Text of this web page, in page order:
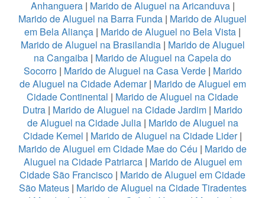
Anhanguera| Marido de Aluguel na Aricanduva|
Marido de Aluguel na Barra Funda | Marido de Aluguel
em Bela Aliança | Marido de Aluguel no Bela Vista |
Marido de Aluguel na Brasilandia| Marido de Aluguel
na Cangaiba | Marido de Aluguel na Capela do
Socorro | Marido de Aluguel na Casa Verde| Marido
de Aluguel na Cidade Ademar| Marido de Aluguel em
Cidade Continental | Marido de Aluguel na Cidade
Dutra | Marido de Aluguel na Cidade Jardim | Marido
de Aluguel na Cidade Julia | Marido de Aluguel na
Cidade Kemel | Marido de Aluguel na Cidade Lider|
Marido de Aluguel em Cidade Mae do Céu | Marido de
Aluguel na Cidade Patriarca| Marido de Aluguel em
Cidade São Francisco | Marido de Aluguel em Cidade
São Mateus| Marido de Aluguel na Cidade Tiradentes